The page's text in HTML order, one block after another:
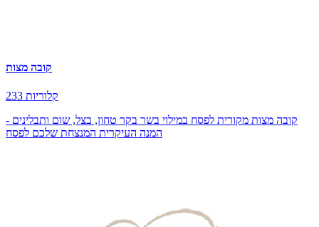
קובה מצות
233 קלוריות
קובה מצות מקורית לפסח במילוי בשר בקר טחון, בצל, שום ותבלינים -
המנה העיקרית המנצחת שלכם לפסח